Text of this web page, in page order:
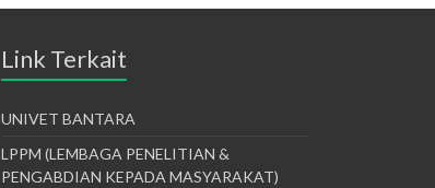
Link Terkait
UNIVET BANTARA
LPPM (LEMBAGA PENELITIAN &
PENGABDIAN KEPADA MASYARAKAT)